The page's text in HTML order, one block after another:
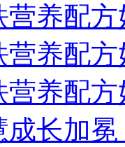
养配
营养配
养配
成长加